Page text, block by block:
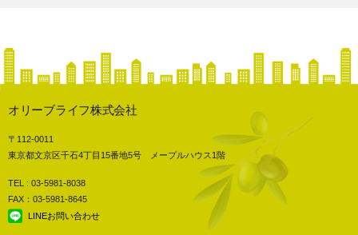
オリーブライフ株式会社
〒112-0011
東京都文京区千石4丁目15番地5号 メープルハウス1階
TEL : 03-5981-8038
FAX：03-5981-8645
LINEお問い合わせ